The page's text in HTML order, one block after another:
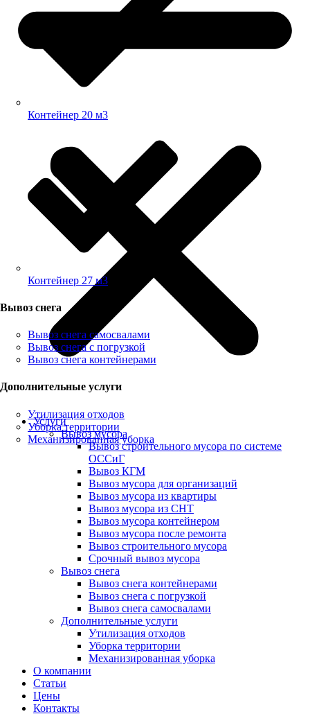
Контейнер 20 м3
Контейнер 27 м3
Вывоз снега
Вывоз снега самосвалами
Вывоз снега с погрузкой
Вывоз снега контейнерами
Дополнительные услуги
Утилизация отходов
Уборка территории
Механизированная уборка
Услуги
Вывоз мусора
Вывоз строительного мусора по системе
ОССиГ
Вывоз КГМ
Вывоз мусора для организаций
Вывоз мусора из квартиры
Вывоз мусора из СНТ
Вывоз мусора контейнером
Вывоз мусора после ремонта
Вывоз строительного мусора
Срочный вывоз мусора
Вывоз снега
Вывоз снега контейнерами
Вывоз снега с погрузкой
Вывоз снега самосвалами
Дополнительные услуги
Утилизация отходов
Уборка территории
Механизированная уборка
О компании
Статьи
Цены
Контакты